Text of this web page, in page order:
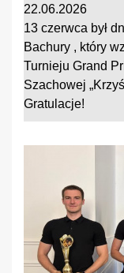
22.06.2026
13 czerwca był
Bachury , który
Turnieju Grand
Szachowej
Gratulacje!